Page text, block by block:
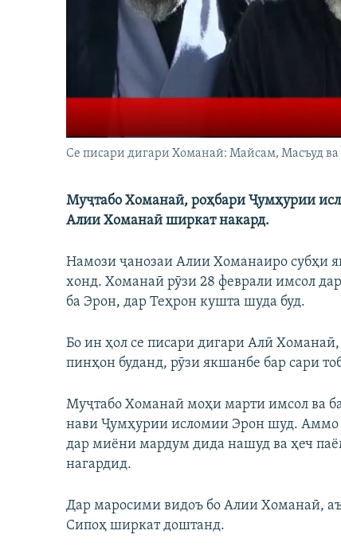
Се писари дигари Хоманаӣ: Майсам, Масъуд ва
Муҷтабо Хоманаӣ, роҳбари Ҷумҳурии
Алии Хоманаӣ ширкат накард.
Намози ҷанозаи Алии Хоманаиро субҳи
хонд. Хоманаӣ рӯзи 28 феврали имсол
ба Эрон, дар Теҳрон кушта шуда буд.
Бо ин ҳол се писари дигари Алӣ
пинҳон буданд, рӯзи якшанбе бар сари
Муҷтабо Хоманаӣ моҳи марти имсол ва
нави Ҷумҳурии исломии Эрон шуд. Аммо
дар миёни мардум дида нашуд ва ҳеч
нагардид.
Дар маросими видоъ бо Алии Хоманаӣ,
Сипоҳ ширкат доштанд.